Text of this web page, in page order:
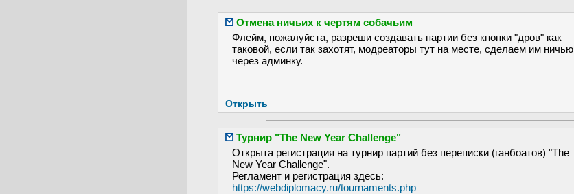
Отмена ничьих к чертям собачьим
Флейм, пожалуйста, разреши создавать партии без кнопки "дров" как
таковой, если так захотят, модреаторы тут на месте, сделаем им ничью
через админку.
Открыть
Турнир "The New Year Challenge"
Открыта регистрация на турнир партий без переписки (ганбоатов) "The
New Year Challenge".
Регламент и регистрация здесь:
https://webdiplomacy.ru/tournaments.php